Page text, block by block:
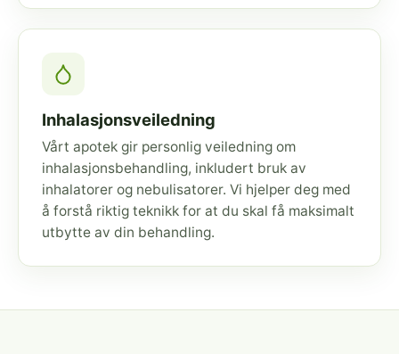
Inhalasjonsveiledning
Vårt apotek gir personlig veiledning om
inhalasjonsbehandling, inkludert bruk av
inhalatorer og nebulisatorer. Vi hjelper deg med
å forstå riktig teknikk for at du skal få maksimalt
utbytte av din behandling.